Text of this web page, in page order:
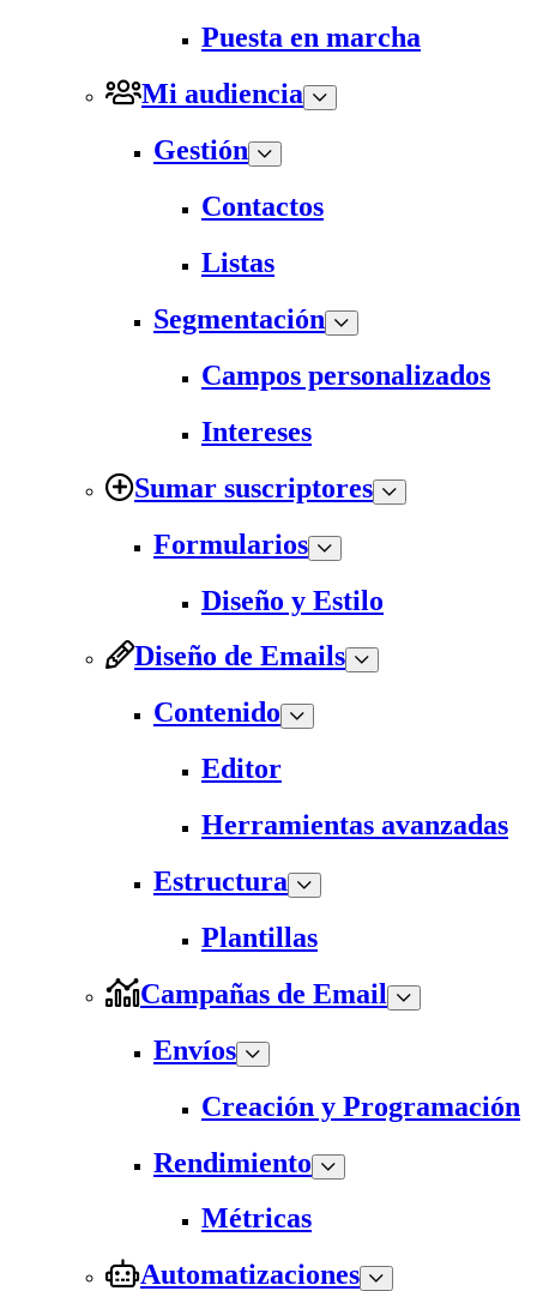
Puesta en marcha
Mi audiencia
Gestión
Contactos
Listas
Segmentación
Campos personalizados
Intereses
Sumar suscriptores
Formularios
Diseño y Estilo
Diseño de Emails
Contenido
Editor
Herramientas avanzadas
Estructura
Plantillas
Campañas de Email
Envíos
Creación y Programación
Rendimiento
Métricas
Automatizaciones